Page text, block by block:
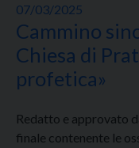
07/03/2025
Cammino
Chiesa di
profetica»
Redatto e approvato
finale contenente le